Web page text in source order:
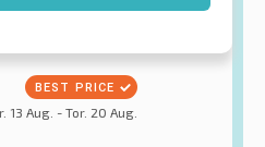
Aug. - Tor. 20 Aug.